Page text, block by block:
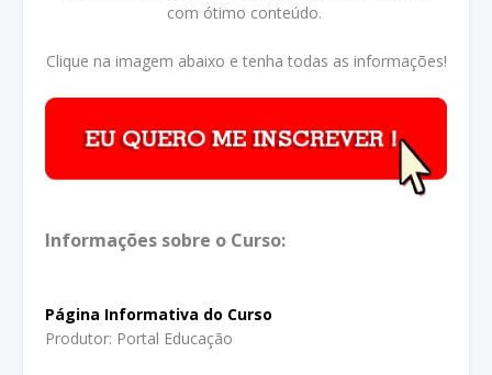
com ótimo conteúdo.
Clique na imagem abaixo e tenha todas as informações!
Informações sobre o Curso:
Página Informativa do Curso
Produtor: Portal Educação